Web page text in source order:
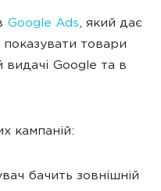
Google Ads, який дає
товари
Google та в
кампаній:
бачить зовнішній